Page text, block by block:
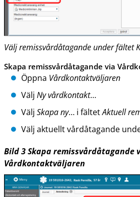
Välj remissvårdåtagande under fältet
Skapa remissvårdåtagande via
Öppna Vårdkontaktväljaren
Välj Ny vårdkontakt…
Välj Skapa ny… i fältetAktuell
Välj aktuellt vårdåtagande
Bild3Skapa remissvårdåtagande
Vårdkontaktväljaren